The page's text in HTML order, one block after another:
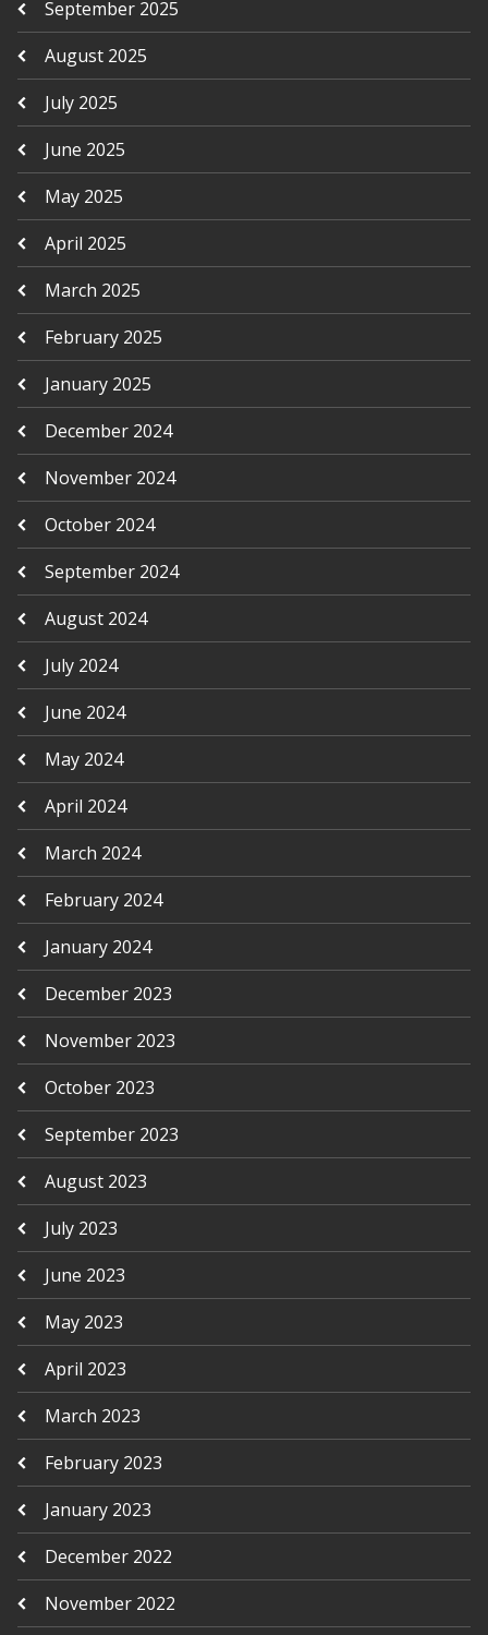
September 2025
August 2025
July 2025
June 2025
May 2025
April 2025
March 2025
February 2025
January 2025
December 2024
November 2024
October 2024
September 2024
August 2024
July 2024
June 2024
May 2024
April 2024
March 2024
February 2024
January 2024
December 2023
November 2023
October 2023
September 2023
August 2023
July 2023
June 2023
May 2023
April 2023
March 2023
February 2023
January 2023
December 2022
November 2022